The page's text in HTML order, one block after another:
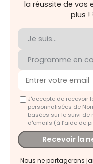
la réussite de vos
plus !
J'accepte de recevoir
personnalisées de
basées sur le suivi de
d'emails (à l’aide de
Recevoir la
Nous ne partagerons